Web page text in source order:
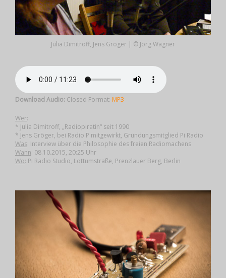
Julia Dimitroff, Jens Gröger | © Jörg Wagner
Download Audio: Closed Format: MP3
Wer:
* Julia Dimitroff, „Radiopiratin“ seit 1990
* Jens Gröger, bei Radio P mitgewirkt, Gründungsmitglied Pi Radio
Was: Interview über die Philosophie des freien Radiomachens
Wann: 08.10.2015, 20:25 Uhr
Wo: Pi Radio Studio, Lottumstraße, Prenzlauer Berg, Berlin